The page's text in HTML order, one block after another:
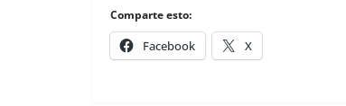
Comparte esto:
Facebook X